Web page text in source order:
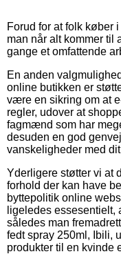
Forud for at folk køber
man når alt kommer til
gange et omfattende
En anden
online butikken er
være en sikring om at
regler, udover at
fagmænd som har
desuden en god
vanskeligheder med
Yderligere støtter vi at
forhold der kan have
byttepolitik online
ligeledes essesentielt,
således man
fedt spray 250ml, Ibili,
produkter til en kvinde